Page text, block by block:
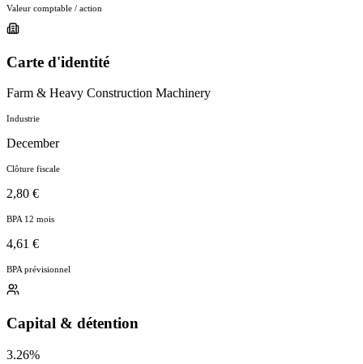
Valeur comptable / action
Carte d'identité
Farm & Heavy Construction Machinery
Industrie
December
Clôture fiscale
2,80 €
BPA 12 mois
4,61 €
BPA prévisionnel
Capital & détention
3.26%